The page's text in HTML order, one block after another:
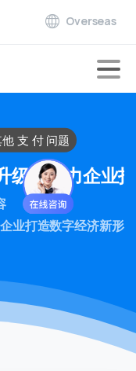
Overseas
级，助力企业
业打造数字经济新形
建 支 付 系统